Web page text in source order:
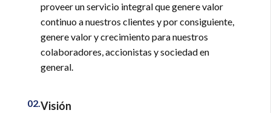
proveer un servicio integral que genere valor
continuo a nuestros clientes y por consiguiente,
genere valor y crecimiento para nuestros
colaboradores, accionistas y sociedad en
general.
02.Visión